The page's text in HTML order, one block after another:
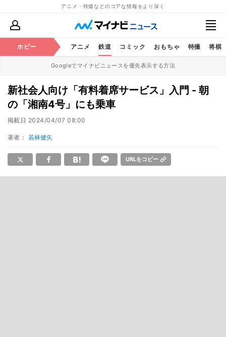
アニメ・特撮などのコアな情報をより深く
ホビー アニメ 鉄道 コミック おもちゃ 特撮 将棋
Googleでマイナビニュースを優先表示する方法
新社会人向け「有料着席サービス」入門 - 朝
の「湘南4号」にも乗車
掲載日 2024/04/07 08:00
著者： 若林健矢
URLをコピー